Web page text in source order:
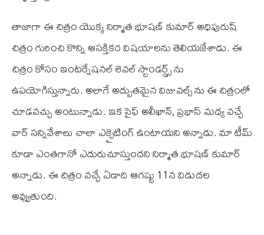
తాజాగా ఈ చిత్రం యొక్క నిర్మాత భూషణ్ కుమార్ అధిపురుష్
చిత్రం గురించి కొన్ని ఆసక్తికర విషయాలను తెలియజేశాడు. ఈ
చిత్రం కోసం ఇంటర్నేషనల్ లెవల్ స్టాండర్డ్స్ ను
ఉపయోగిస్తున్నారు. అలాగే అద్బుతమైన విజువల్స్ ను ఈ చిత్రంలో
చూడవచ్చు అంటున్నాడు. ఇక సైఫ్ అలీఖాన్, ప్రభాస్ మధ్య వచ్చే
వార్ సన్నివేశాలు చాలా ఎక్సైటింగ్ ఉంటాయని అన్నాడు. మా టీమ్
కూడా ఎంతగానో ఎదురుచూస్తుందని నిర్మాత భూషణ్ కుమార్
అన్నాడు. ఈ చిత్రం వచ్చే ఏడాది ఆగష్టు 11న విడుదల
అవ్వుతుంది.